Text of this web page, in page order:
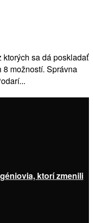
sa dá poskladať
možností. Správna
ktorí zmenili